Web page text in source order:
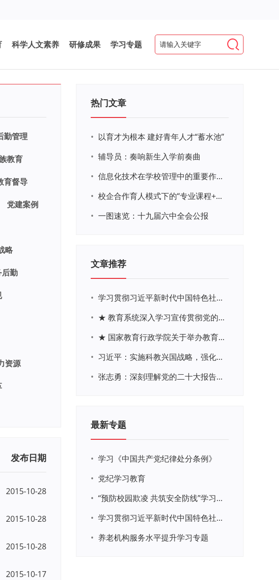
科学人文素养 研修成果 学习专题
勤管理
教育
育督导
党建案例
略
勤
资源
发布日期
2015-10-28
2015-10-28
2015-10-28
2015-10-17
热门文章
• 以育才为根本 建好青年人才“蓄水池”
• 辅导员：奏响新生入学前奏曲
•
信息化技术在学校管理中的重要作用 ——以贵州省威宁民族中学和校园使用等为例
•
校企合作育人模式下的“专业课程+思政教育+党建活动”交叉融合的课程思政教学探索与实践
• 一图速览：十九届六中全会公报
文章推荐
•
学习贯彻习近平新时代中国特色社会主义思想主题教育网络培训
•
★ 教育系统深入学习宣传贯彻党的二十大精神学习专题
•
★ 国家教育行政学院关于举办教育系统深入学习宣传贯彻党的二十大精神专题网络培训的通知
•
习近平：实施科教兴国战略，强化现代化建设人才支撑
•
张志勇：深刻理解党的二十大报告关于教育的新思想、新战略、新要求
最新专题
• 学习《中国共产党纪律处分条例》
• 党纪学习教育
•
“预防校园欺凌 共筑安全防线”学习专题
•
学习贯彻习近平新时代中国特色社会主义思想主题教育
• 养老机构服务水平提升学习专题